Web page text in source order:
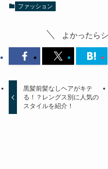
ファッション
よかったら
黒髪前髪なしヘアがキテ
る！？レングス別に人気の
スタイルを紹介！